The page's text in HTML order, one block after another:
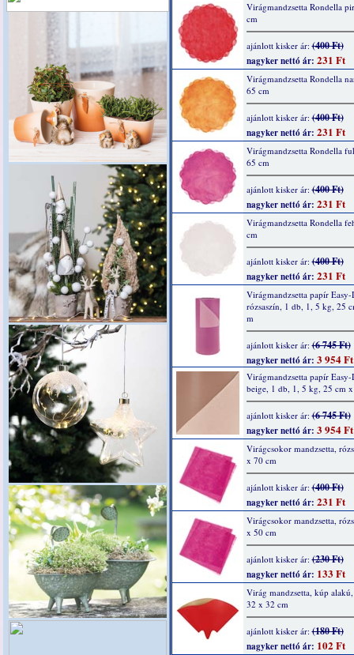
Virágmandzsetta Rondella
cm
ajánlott kisker ár:(400 Ft)
nagyker nettó ár: 231 Ft
Virágmandzsetta Rondella
65 cm
ajánlott kisker ár:(400 Ft)
nagyker nettó ár: 231 Ft
Virágmandzsetta Rondella
65 cm
ajánlott kisker ár:(400 Ft)
nagyker nettó ár: 231 Ft
Virágmandzsetta Rondella
cm
ajánlott kisker ár:(400 Ft)
nagyker nettó ár: 231 Ft
Virágmandzsetta papír
rózsaszín, 1 db, 1, 5 kg, 25
m
ajánlott kisker ár:(6 745 Ft)
nagyker nettó ár: 3 954 Ft
Virágmandzsetta papír
beige, 1 db, 1, 5 kg, 25 cm
ajánlott kisker ár:(6 745 Ft)
nagyker nettó ár: 3 954 Ft
Virágcsokor mandzsetta,
x 70 cm
ajánlott kisker ár:(400 Ft)
nagyker nettó ár: 231 Ft
Virágcsokor mandzsetta,
x 50 cm
ajánlott kisker ár:(230 Ft)
nagyker nettó ár: 133 Ft
Virág mandzsetta, kúp
32 x 32 cm
ajánlott kisker ár:(180 Ft)
nagyker nettó ár: 102 Ft